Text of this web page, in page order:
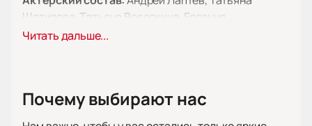
Шатилова, Татьяна Веселкина, Евгения
Белобородова, Андрей Бажин, Татьяна Веселкина,
Кэти Солвэй, Мария Мовсесян
Билеты на спектакль «Кролик Эдвард»
Читать дальше...
Почему выбирают нас